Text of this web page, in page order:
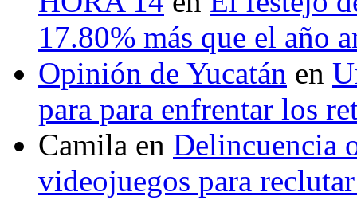
17.80% más que el año
Opinión de Yucatán en
para para enfrentar los
Camila en Delincuencia
videojuegos para